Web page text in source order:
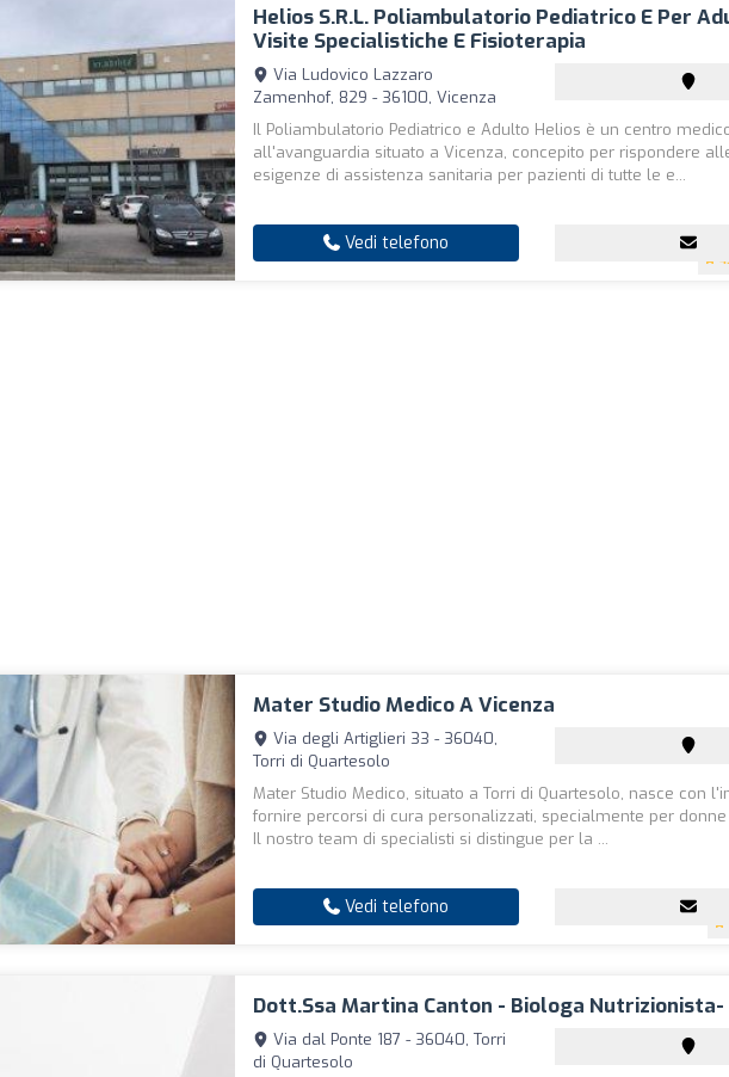
Helios S.r.l. Poliambulatorio Pediatrico E Per
Visite Specialistiche E Fisioterapia
Via Ludovico Lazzaro
Zamenhof, 829 - 36100, Vicenza
Il Poliambulatorio Pediatrico e Adulto Helios è un centro
all'avanguardia situato a Vicenza, concepito per rispondere
esigenze di assistenza sanitaria per pazienti di tutte le e...
Vedi telefono
Mater Studio Medico A Vicenza
Via degli Artiglieri 33 - 36040,
Torri di Quartesolo
Mater Studio Medico, situato a Torri di Quartesolo, nasce con
fornire percorsi di cura personalizzati, specialmente per
Il nostro team di specialisti si distingue per la ...
Vedi telefono
Dott.ssa Martina Canton - Biologa Nutrizionista-
Via dal Ponte 187 - 36040, Torri
di Quartesolo